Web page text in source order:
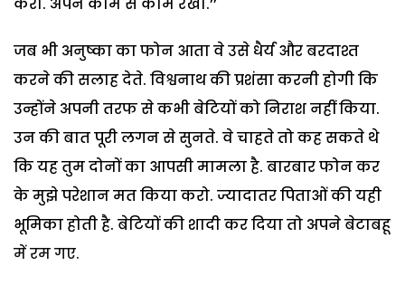
जब भी अनुष्का का फोन आता वे उसे धैर्य और बरदाश्त
करने की सलाह देते. विश्वनाथ की प्रशंसा करनी होगी कि
उन्होंने अपनी तरफ से कभी बेटियों को निराश नहीं किया.
उन की बात पूरी लगन से सुनते. वे चाहते तो कह सकते थे
कि यह तुम दोनों का आपसी मामला है. बारबार फोन कर
के मुझे परेशान मत किया करो. ज्यादातर पिताओं की यही
भूमिका होती है. बेटियों की शादी कर दिया तो अपने बेटाबहू
में रम गए.